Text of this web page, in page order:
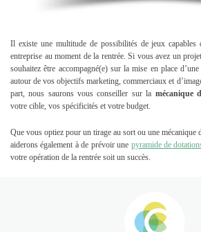
Il existe une multitude de possibilités de jeux capables
entreprise au moment de la rentrée. Si vous avez un
souhaitez être accompagné(e) sur la mise en place
autour de vos objectifs marketing, commerciaux et
part, nous saurons vous conseiller sur la mécanique
votre cible, vos spécificités et votre budget.
Que vous optiez pour un tirage au sort ou une mécanique
aiderons également à de prévoir une pyramide de
votre opération de la rentrée soit un succès.